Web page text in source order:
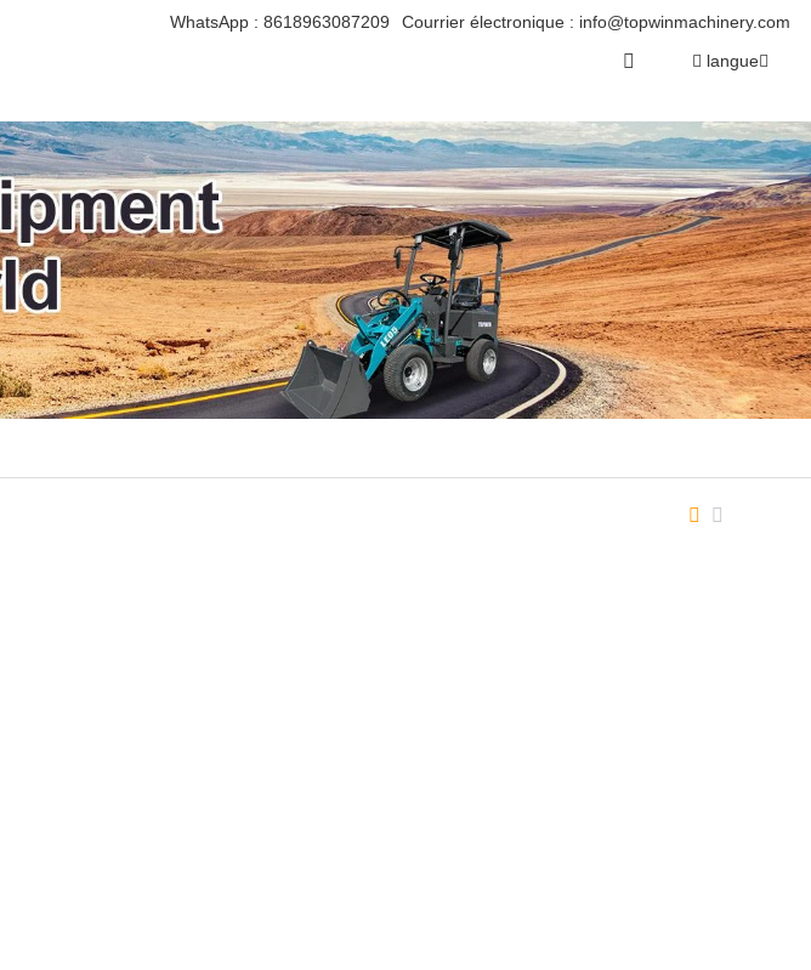
WhatsApp : 8618963087209 Courrier électronique : info@topwinmachinery.com
langue